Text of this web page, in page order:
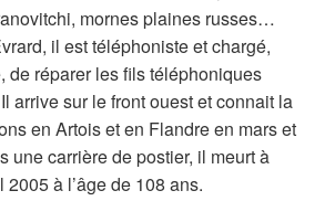
mornes plaines russes…
il est téléphoniste et chargé,
de réparer les fils téléphoniques
arrive sur le front ouest et connait la
en Artois et en Flandre en mars et
une carrière de postier, il meurt à
à l’âge de 108 ans.